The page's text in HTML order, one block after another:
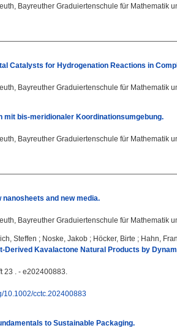
Bayreuther Graduiertenschule für Mathematik
Catalysts for Hydrogenation Reactions in
Bayreuther Graduiertenschule für Mathematik
mit bis-meridionaler Koordinationsumgebung.
Bayreuther Graduiertenschule für Mathematik
and new media.
Bayreuther Graduiertenschule für Mathematik
Steffen ; Noske, Jakob ; Höcker, Birte ; Hahn,
Kavalactone Natural Products by
23 . - e202400883.
10.1002/cctc.202400883
to Sustainable Packaging.